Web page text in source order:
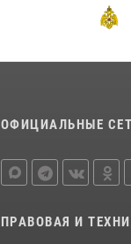
и
23
ОФИЦИАЛЬНЫЕ
ПРАВОВАЯ И